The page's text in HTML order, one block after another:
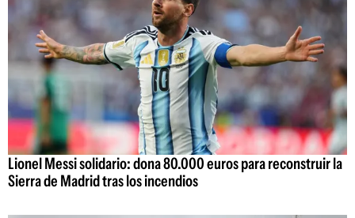
Lionel Messi solidario: dona 80.000 euros para reconstruir la
Sierra de Madrid tras los incendios